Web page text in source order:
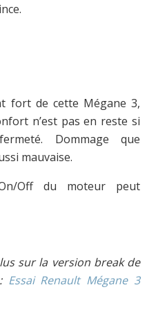
fort de cette Mégane 3,
n’est pas en reste si
Dommage que
mauvaise.
Off du moteur peut
sur la version break de
Essai Renault Mégane 3